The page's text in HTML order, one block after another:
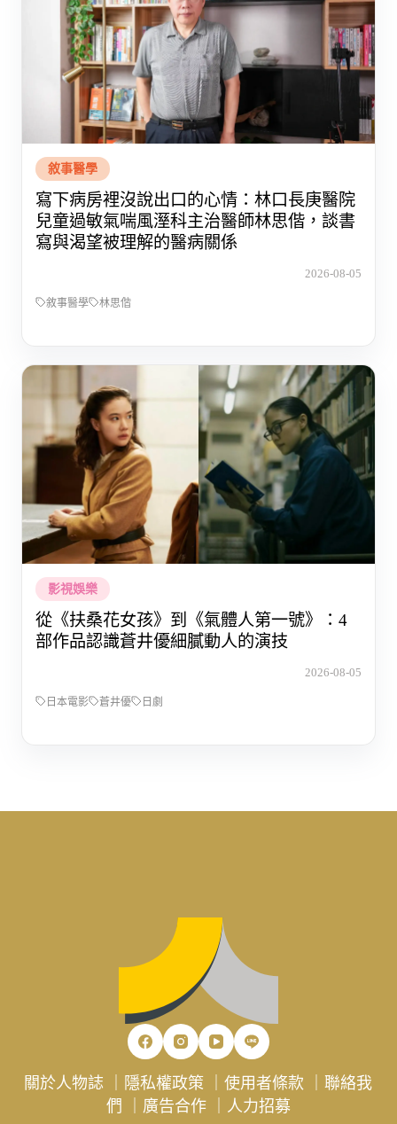
敘事醫學
寫下病房裡沒說出口的心情：林口長庚醫院
兒童過敏氣喘風溼科主治醫師林思偕，談書
寫與渴望被理解的醫病關係
2026-08-05
敘事醫學 林思偕
影視娛樂
從《扶桑花女孩》到《氣體人第一號》：4
部作品認識蒼井優細膩動人的演技
2026-08-05
日本電影 蒼井優 日劇
關於人物誌 隱私權政策 ｜使用者條款 ｜聯絡我
們
廣告合作｜ 人力招募